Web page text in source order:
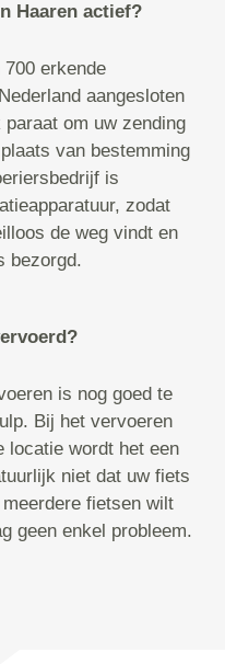
Haaren actief?
700 erkende
aangesloten
om uw zending
van bestemming
is
zodat
de weg vindt en
bezorgd.
is nog goed te
Bij het vervoeren
locatie wordt het een
niet dat uw fiets
fietsen wilt
geen enkel probleem.